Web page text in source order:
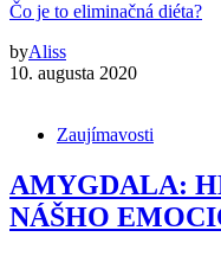
Čo je to eliminačná diéta?
byAliss
10. augusta 2020
Zaujímavosti
AMYGDALA:
NÁŠHO